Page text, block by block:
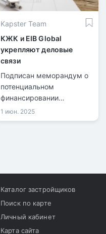
Kapster Team
КЖК и EIB Global
укрепляют деловые
связи
Подписан меморандум о
потенциальном
финансировании
энергоэффективных
проектов.
1 июн. 2025
Каталог застройщиков
Поиск по карте
Личный кабинет
Карта сайта